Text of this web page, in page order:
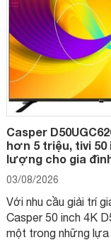
Casper
hơn 5 triệu, tivi 50
lượng cho gia
03/08/2026
Với nhu cầu giải trí
Casper 50 inch 4K
một trong những lựa